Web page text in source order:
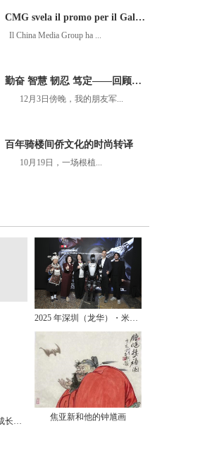
CMG svela il promo per il Gala della Festa di Primavera 2026
Il China Media Group ha ...
勤奋 智慧 韧忍 笃定——回顾我与张文新老师47年的深情厚谊
12月3日傍晚，我的朋友军...
百年骑楼间侨文化的时尚转译
10月19日，一场根植...
2025 年深圳（龙华）・米兰双城时尚周完美收官：四大亮点回顾，见证时尚与创新的交融
《从武状元到将军的成长档案》图片展开幕 焦亚新和他的钟馗画